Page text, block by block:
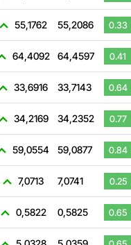
55,1762 55,2086 0.33
64,4092 64,4597 0.41
33,6916 33,7143 0.64
34,2169 34,2352 0.77
59,0554 59,0877 0.84
7,0713 7,0741 0.25
0,5822 0,5825 0.65